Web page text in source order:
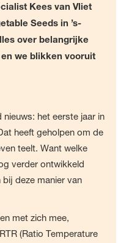
Kees van Vliet
Seeds in ’s-
over belangrijke
we blikken vooruit
het eerste jaar in
heeft geholpen om de
teelt. Want welke
verder ontwikkeld
deze manier van
met zich mee,
(Ratio Temperature